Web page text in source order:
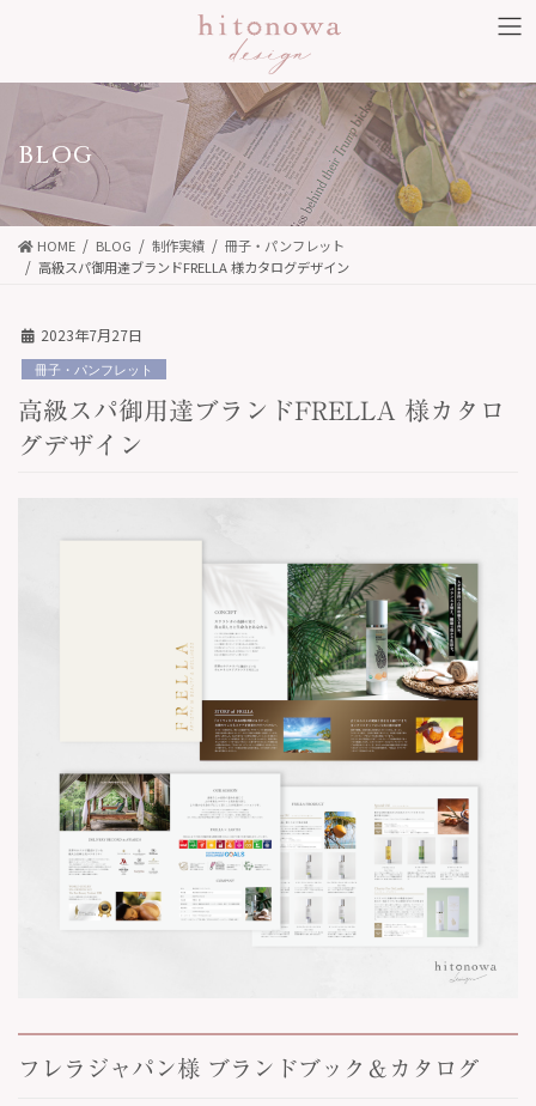
に
動
ョ
に
BLOG
HOME BLOG 制作実績
冊子・パンフレット
高級スパ御用達ブランドFRELLA 様カタログデザイン
2023年7月27日
冊子・パンフレット
高級スパ御用達ブランドFRELLA 様カタロ
グデザイン
フレラジャパン様 ブランドブック＆カタログ